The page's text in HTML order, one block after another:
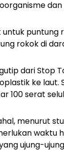
dan
untuk puntung
rokok di
dari Stop
ke laut.
100 serat
menurut
waktu
ujung-